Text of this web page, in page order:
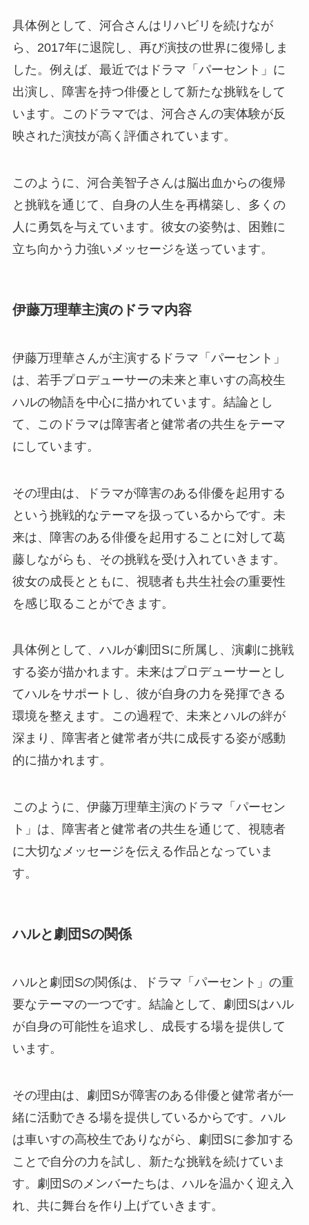
具体例として、河合さんはリハビリを続けなが
ら、2017年に退院し、再び演技の世界に復帰しま
した。例えば、最近ではドラマ「パーセント」に
出演し、障害を持つ俳優として新たな挑戦をして
います。このドラマでは、河合さんの実体験が反
映された演技が高く評価されています。
このように、河合美智子さんは脳出血からの復帰
と挑戦を通じて、自身の人生を再構築し、多くの
人に勇気を与えています。彼女の姿勢は、困難に
立ち向かう力強いメッセージを送っています。
伊藤万理華主演のドラマ内容
伊藤万理華さんが主演するドラマ「パーセント」
は、若手プロデューサーの未来と車いすの高校生
ハルの物語を中心に描かれています。結論とし
て、このドラマは障害者と健常者の共生をテーマ
にしています。
その理由は、ドラマが障害のある俳優を起用する
という挑戦的なテーマを扱っているからです。未
来は、障害のある俳優を起用することに対して葛
藤しながらも、その挑戦を受け入れていきます。
彼女の成長とともに、視聴者も共生社会の重要性
を感じ取ることができます。
具体例として、ハルが劇団Sに所属し、演劇に挑戦
する姿が描かれます。未来はプロデューサーとし
てハルをサポートし、彼が自身の力を発揮できる
環境を整えます。この過程で、未来とハルの絆が
深まり、障害者と健常者が共に成長する姿が感動
的に描かれます。
このように、伊藤万理華主演のドラマ「パーセン
ト」は、障害者と健常者の共生を通じて、視聴者
に大切なメッセージを伝える作品となっていま
す。
ハルと劇団Sの関係
ハルと劇団Sの関係は、ドラマ「パーセント」の重
要なテーマの一つです。結論として、劇団Sはハル
が自身の可能性を追求し、成長する場を提供して
います。
その理由は、劇団Sが障害のある俳優と健常者が一
緒に活動できる場を提供しているからです。ハル
は車いすの高校生でありながら、劇団Sに参加する
ことで自分の力を試し、新たな挑戦を続けていま
す。劇団Sのメンバーたちは、ハルを温かく迎え入
れ、共に舞台を作り上げていきます。